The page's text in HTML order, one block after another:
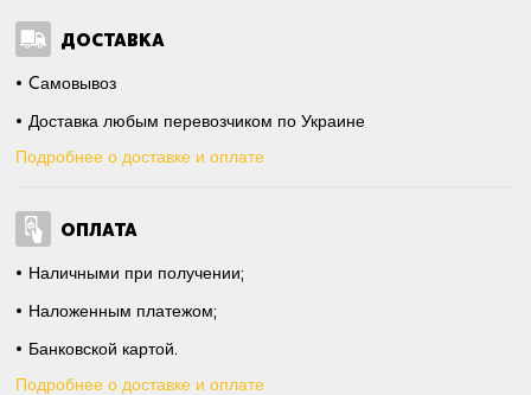
ДОСТАВКА
Cамовывоз
Доставка любым перевозчиком по Украине
Подробнее о доставке и оплате
ОПЛАТА
Наличными при получении;
Наложенным платежом;
Банковской картой.
Подробнее о доставке и оплате